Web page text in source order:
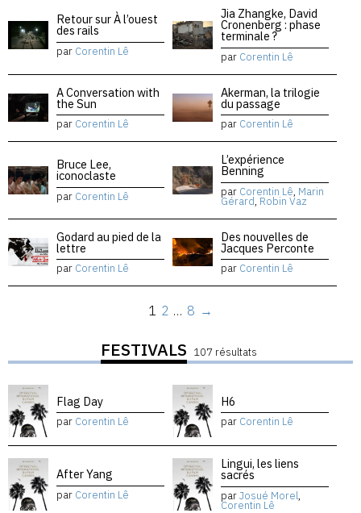
Retour sur À l’ouest
des rails
par Corentin Lê
Jia Zhangke, David
Cronenberg : phase
terminale ?
par Corentin Lê
A Conversation with
the Sun
par Corentin Lê
Akerman, la trilogie
du passage
par Corentin Lê
Bruce Lee,
iconoclaste
par Corentin Lê
L’expérience
Benning
par Corentin Lê, Marin
Gérard, Robin Vaz
Godard au pied de la
lettre
par Corentin Lê
Des nouvelles de
Jacques Perconte
par Corentin Lê
1 2 … 8 →
FESTIVALS 107 résultats
Flag Day
par Corentin Lê
H6
par Corentin Lê
After Yang
par Corentin Lê
Lingui, les liens
sacrés
parJosué Morel,
Corentin Lê